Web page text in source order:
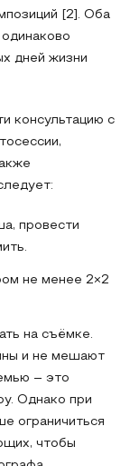
[2]. Оба
дней жизни
консультацию с
провести
не менее 2×2
на съёмке.
и не мешают
– это
Однако при
ограничиться
чтобы